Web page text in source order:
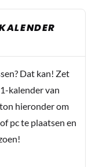
Dat kan! Zet
kalender van
hieronder om
pc te plaatsen en